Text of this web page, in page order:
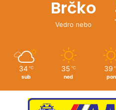
Brčko
Vedro nebo
34 ℃
sub
35 ℃
ned
39
pon